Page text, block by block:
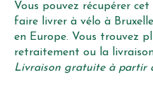
Vous pouvez récupérer
faire livrer à vélo à
en Europe. Vous trouvez
retraitement ou la
Livraison gratuite à partir